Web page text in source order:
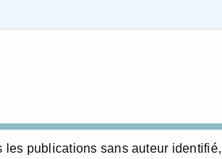
les publications sans auteur